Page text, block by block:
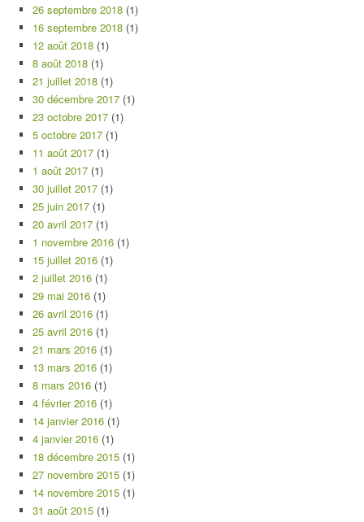
26 septembre 2018 (1)
16 septembre 2018 (1)
12 août 2018 (1)
8 août 2018 (1)
21 juillet 2018 (1)
30 décembre 2017 (1)
23 octobre 2017 (1)
5 octobre 2017 (1)
11 août 2017 (1)
1 août 2017 (1)
30 juillet 2017 (1)
25 juin 2017 (1)
20 avril 2017 (1)
1 novembre 2016 (1)
15 juillet 2016 (1)
2 juillet 2016 (1)
29 mai 2016 (1)
26 avril 2016 (1)
25 avril 2016 (1)
21 mars 2016 (1)
13 mars 2016 (1)
8 mars 2016 (1)
4 février 2016 (1)
14 janvier 2016 (1)
4 janvier 2016 (1)
18 décembre 2015 (1)
27 novembre 2015 (1)
14 novembre 2015 (1)
31 août 2015 (1)